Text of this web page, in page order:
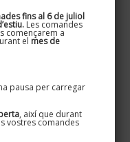
fins al 6 de juliol
Les comandes
començarem a
el mes de
pausa per carregar
, així que durant
vostres comandes